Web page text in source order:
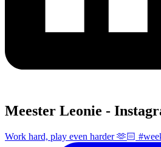
Meester Leonie -
Work hard, play even harder 🫶🏻